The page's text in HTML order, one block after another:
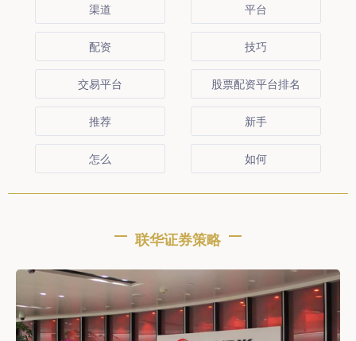
渠道 平台
配资 技巧
交易平台 股票配资平台排名
推荐 新手
怎么 如何
联华证券策略